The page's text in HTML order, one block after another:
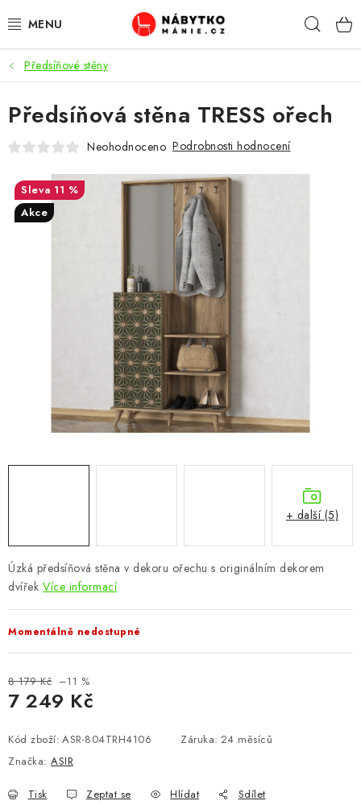
na
OBÝVACÍ POKOJ
KUCHYŇ A JÍDELNA
LOŽNICE
DĚTSKÝ POKOJ
CHOVATELSKÉ POTŘEBY
DOPLŇKY A DEKORACE
VÝPRODEJ
Bonusový program NBM+
Předsíňové stěny
Úzká předsíňová stěna v dekoru ořechu s originálním dekorem
dvířek Více informací
Momentálně nedostupné
8 179 Kč –11 %
7 249 Kč
Kód zboží: ASR-804TRH4106 Záruka: 24 měsíců
Značka: ASIR
Tisk Zeptat se Hlídat Sdílet
Předsíňová stěna TRESS ořech
Neohodnoceno Podrobnosti hodnocení
11 %
Akce
+ další (5)